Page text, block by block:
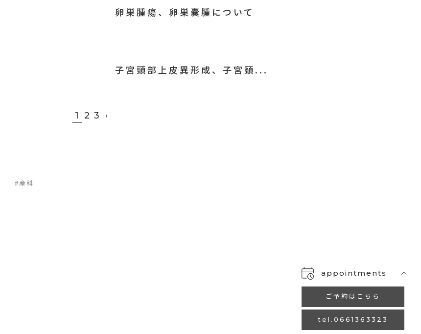
卵巣腫瘍、卵巣嚢腫について
子宮頸部上皮異形成、子宮頸...
1 2 3 ›
#産科
appointments
ご予約はこちら
tel.0661363323